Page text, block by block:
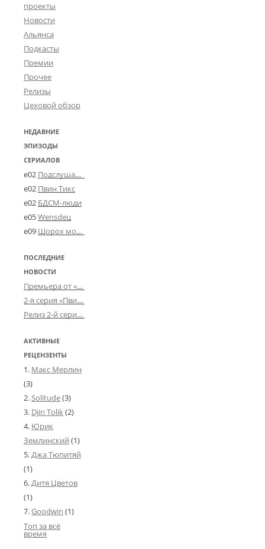
проекты
Новости
Альянса
Подкасты
Премии
Прочее
Релизы
Цеховой обзор
НЕДАВНИЕ
ЭПИЗОДЫ
СЕРИАЛОВ
e02 Подслушано в Угличе
e02 Пвин Тикс
e02 БДСМ-люди
e05Wensdeц
e09 Шорох мозговины
ПОСЛЕДНИЕ
НОВОСТИ
Премьера от «Усталого королевства»: «Игорь начал»
2-я серия «Пвин Тикса» от 2-D
Релиз 2-й серии «БДСМ-людей» от «Аркада Фильм»
АКТИВНЫЕ
РЕЦЕНЗЕНТЫ
Макс Мерлин
(3)
Solitude(3)
Djin Tolik(2)
Юрик
Землинский (1)
Джа Тюпитяй
(1)
Дитя Цветов
(1)
Goodwin (1)
Топ за всё
время